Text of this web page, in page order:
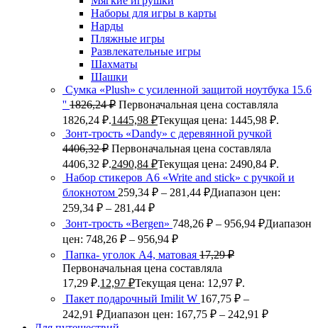
Наборы для игры в карты
Нарды
Пляжные игры
Развлекательные игры
Шахматы
Шашки
Сумка «Plush» c усиленной защитой ноутбука 15.6
'' 1826,24₽ Первоначальная цена составляла
1826,24 ₽.1445,98 ₽Текущая цена: 1445,98 ₽.
Зонт-трость «Dandy» с деревянной ручкой
4406,32₽ Первоначальная цена составляла
4406,32 ₽.2490,84 ₽Текущая цена: 2490,84 ₽.
Набор стикеров А6 «Write and stick» с ручкой и
блокнотом 259,34 ₽ – 281,44 ₽Диапазон цен:
259,34 ₽ – 281,44 ₽
Зонт-трость «Bergen» 748,26 ₽ – 956,94 ₽Диапазон
цен: 748,26 ₽ – 956,94 ₽
Папка- уголок А4, матовая 17,29₽
Первоначальная цена составляла
17,29 ₽.12,97 ₽Текущая цена: 12,97 ₽.
Пакет подарочный Imilit W 167,75 ₽ –
242,91 ₽Диапазон цен: 167,75 ₽ – 242,91 ₽